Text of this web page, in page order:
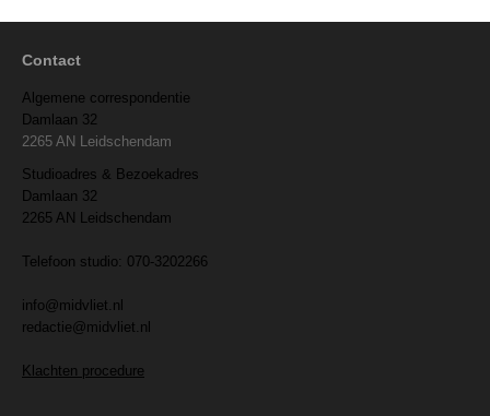
Contact
Algemene correspondentie
Damlaan 32
2265 AN Leidschendam
Studioadres & Bezoekadres
Damlaan 32
2265 AN Leidschendam
Telefoon studio: 070-3202266
info@midvliet.nl
redactie@midvliet.nl
Klachten procedure